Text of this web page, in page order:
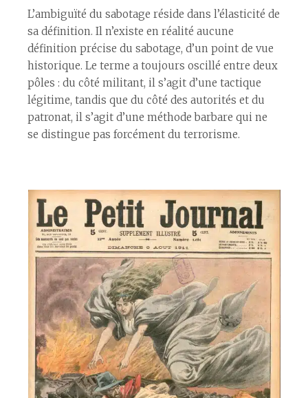
L’ambiguïté du sabotage réside dans l’élasticité de
sa définition. Il n’existe en réalité aucune
définition précise du sabotage, d’un point de vue
historique. Le terme a toujours oscillé entre deux
pôles : du côté militant, il s’agit d’une tactique
légitime, tandis que du côté des autorités et du
patronat, il s’agit d’une méthode barbare qui ne
se distingue pas forcément du terrorisme.